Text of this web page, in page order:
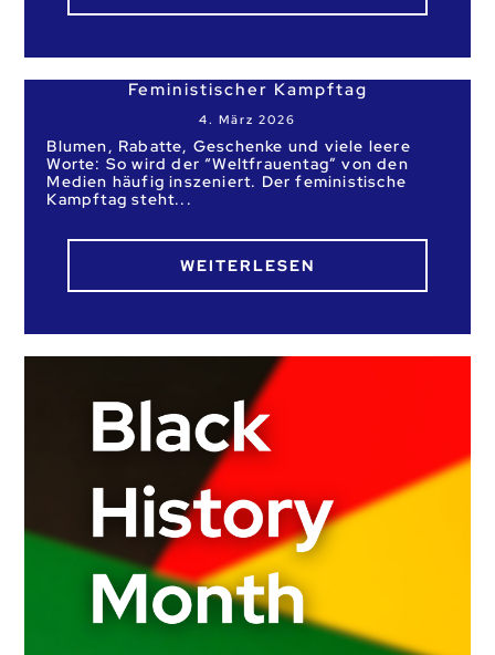
Feministischer Kampftag
4. März 2026
Blumen, Rabatte, Geschenke und viele leere
Worte: So wird der “Weltfrauentag” von den
Medien häufig inszeniert. Der feministische
Kampftag steht
WEITERLESEN